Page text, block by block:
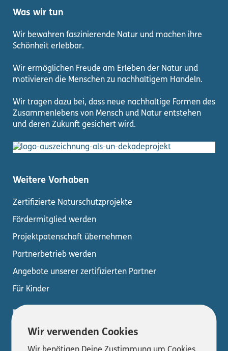
Wir verwenden Cookies
Was wir tun
Wir bewahren faszinierende Natur und machen ihre
Schönheit erlebbar.
Wir ermöglichen Freude am Erleben der Natur und
motivieren die Menschen zu nachhaltigem Handeln.
Wir tragen dazu bei, dass neue nachhaltige Formen des
Zusammenlebens von Mensch und Natur entstehen
und deren Zukunft gesichert wird.
Weitere Vorhaben
Zertifizierte Naturschutzprojekte
Fördermitglied werden
Projektpatenschaft übernehmen
Partnerbetrieb werden
Angebote unserer zertifizierten Partner
Für Kinder